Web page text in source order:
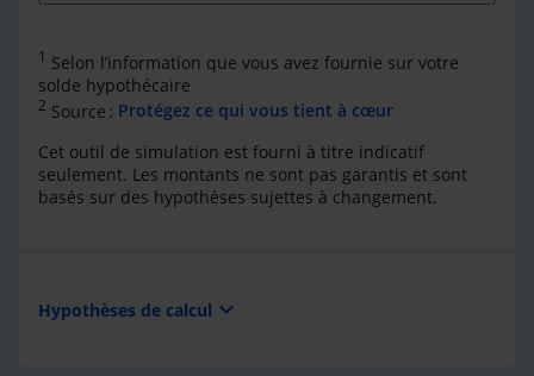
1 Selon l’information que vous avez fournie sur votre
solde hypothécaire
2 Source : Protégez ce qui vous tient à cœur
Cet outil de simulation est fourni à titre indicatif
seulement. Les montants ne sont pas garantis et sont
basés sur des hypothèses sujettes à changement.
Hypothèses de calcul expand_more